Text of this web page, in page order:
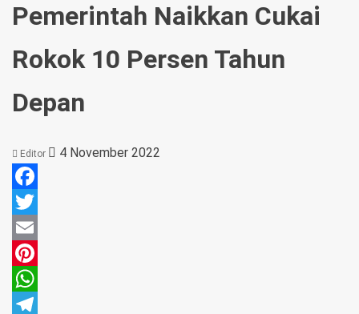
Pemerintah Naikkan Cukai
Rokok 10 Persen Tahun
Depan
Editor 4 November 2022
Facebook
Twitter
Email
Pinterest
WhatsApp